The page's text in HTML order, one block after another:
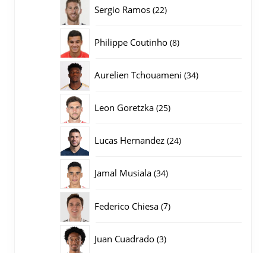
Sergio Ramos 2222
Philippe Coutinho 88
Aurelien Tchouameni 3434
Leon Goretzka 2525
Lucas Hernandez 2424
Jamal Musiala 3434
Federico Chiesa 77
Juan Cuadrado 33